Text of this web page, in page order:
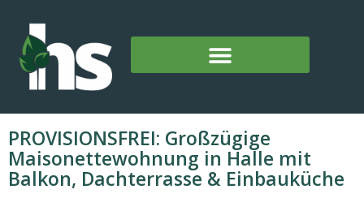
PROVISIONSFREI: Großzügige
Maisonettewohnung in Halle mit
Balkon, Dachterrasse & Einbauküche